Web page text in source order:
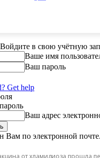
в свою учётную
Ваше имя
Ваш пароль
Get help
Ваш адрес
Вам по электронной почте.
от хламидиоза прошла